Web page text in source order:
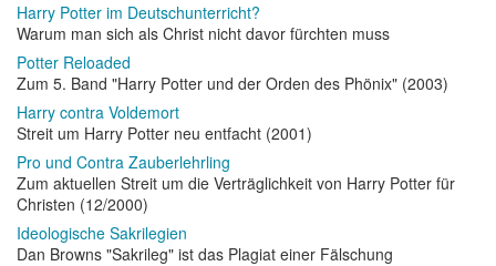
Harry Potter im Deutschunterricht?
Warum man sich als Christ nicht davor fürchten muss
Potter Reloaded
Zum 5. Band "Harry Potter und der Orden des Phönix" (2003)
Harry contra Voldemort
Streit um Harry Potter neu entfacht (2001)
Pro und Contra Zauberlehrling
Zum aktuellen Streit um die Verträglichkeit von Harry Potter für
Christen (12/2000)
Ideologische Sakrilegien
Dan Browns "Sakrileg" ist das Plagiat einer Fälschung